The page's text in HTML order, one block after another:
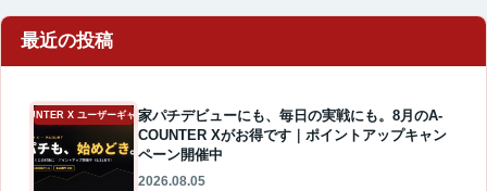
最近の投稿
A-COUNTER X ユーザーギャラリー家パチデビューにも、毎日の実戦にも。8月のA-
COUNTER Xがお得です｜ポイントアップキャン
ペーン開催中
2026.08.05